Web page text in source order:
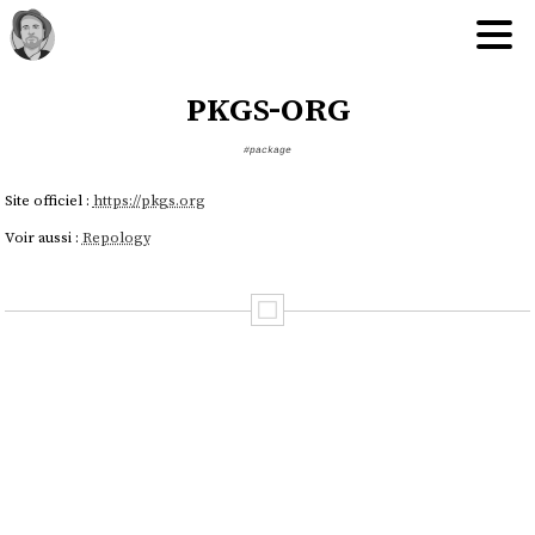
pkgs-org
#package
Site officiel : https://pkgs.org
Voir aussi : Repology